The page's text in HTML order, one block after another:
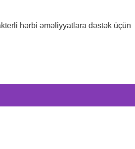
hərbi əməliyyatlara dəstək üçün